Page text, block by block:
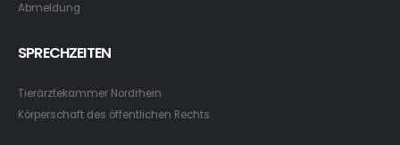
Abmeldung
SPRECHZEITEN
Tierärztekammer Nordrhein
Körperschaft des öffentlichen Rechts